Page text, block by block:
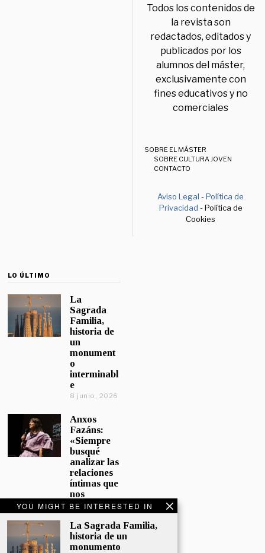
YOU MIGHT BE INTERESTED IN
La Sagrada Familia,
historia de un
monumento
Todos los contenidos de
la revista son
redactados, editados y
publicados por los
alumnos del máster,
exclusivamente con
fines educativos y no
comerciales
SOBRE EL MÁSTER
SOBRE CULTURA JOVEN
CONTACTO
Aviso Legal -Política de
Privacidad - Política de
Cookies
LO ÚLTIMO
La
Sagrada
Familia,
historia de
un
monument
o
interminabl
e
8 junio, 2026
Anxos
Fazáns:
«Siempre
busqué
analizar las
relaciones
íntimas que
nos
afectan»
5 junio, 2026
El hijo de la
cómica, el